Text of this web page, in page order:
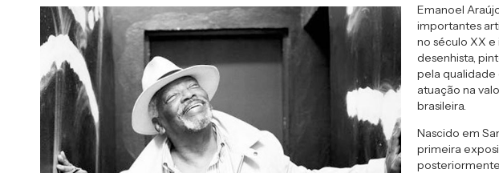
Emanoel
importantes
no século XX e
desenhista,
pela qualidade
atuação na
brasileira.
Nascido em
primeira